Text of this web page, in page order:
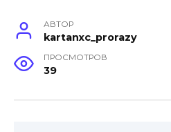
АВТОР
kartanxc_prorazy
ПРОСМОТРОВ
39